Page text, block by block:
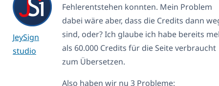
JeySign
studio
Fehlerentstehen konnten. Mein Problem
dabei wäre aber, dass die Credits dann
sind, oder? Ich glaube ich habe bereits
als 60.000 Credits für die Seite verbraucht
zum Übersetzen.
Also haben wir nu 3 Probleme: